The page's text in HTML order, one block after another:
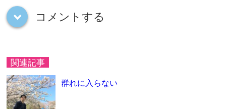
down コメントする
関連記事
群れに入らない